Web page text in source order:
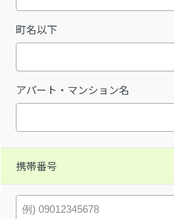
町名以下
アパート・マンション名
携帯番号